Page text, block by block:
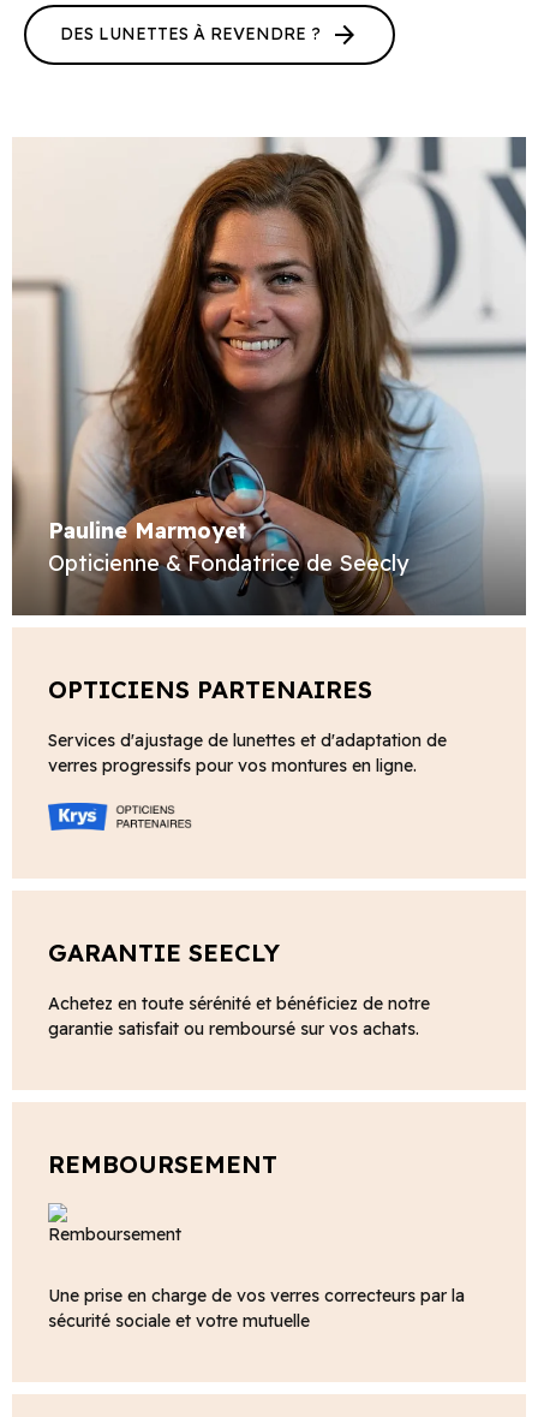
DES LUNETTES À REVENDRE ? arrow_forward
Pauline Marmoyet
Opticienne & Fondatrice de Seecly
OPTICIENS PARTENAIRES
Services d'ajustage de lunettes et d'adaptation de
verres progressifs pour vos montures en ligne.
GARANTIE SEECLY
Achetez en toute sérénité et bénéficiez de notre
garantie satisfait ou remboursé sur vos achats.
REMBOURSEMENT
Une prise en charge de vos verres correcteurs par la
sécurité sociale et votre mutuelle